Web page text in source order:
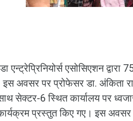
एन्ट्रेप्रिनियोर्स एसोसिएशन
इस अवसर पर प्रोफेसर डा. अंकिता
सेक्टर-6 स्थित कार्यालय पर
प्रस्तुत किए गए। इस अवसर